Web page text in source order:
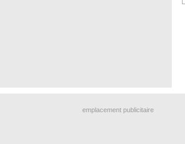
emplacement publicitaire